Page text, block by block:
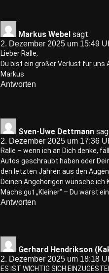
Markus Webel sagt:
2. Dezember 2025 um 15:49
Lieber Ralle,
Du bist ein großer Verlust für uns
Markus
Antworten
Sven-Uwe Dettmann
2. Dezember 2025 um 17:36
Ralle – wenn ich an Dich denke,
Autos geschraubt haben oder
den letzten Jahren aus den
Deinen Angehörigen wünsche ich
Machs gut „Kleiner“ – Du warst
Antworten
Gerhard Hendrikson
2. Dezember 2025 um 18:18
ES IST WICHTIG SICH